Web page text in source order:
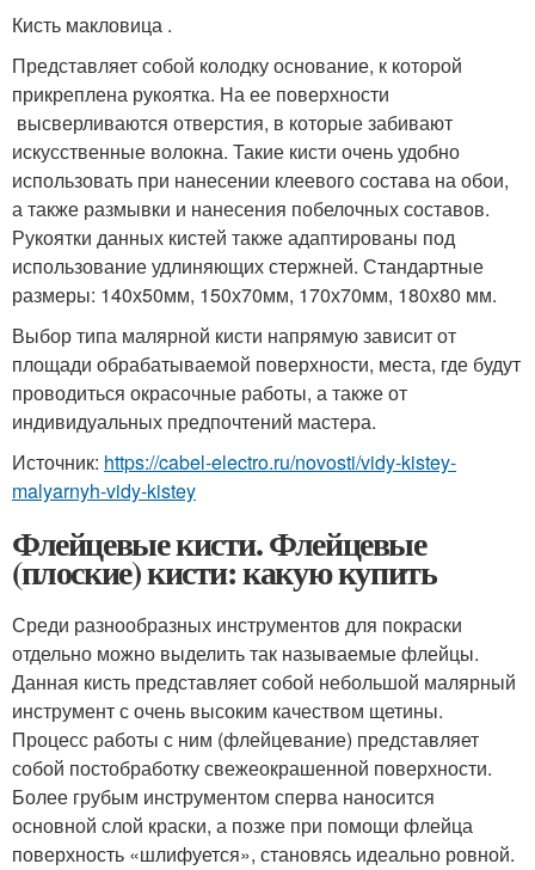
Кисть макловица .
Представляет собой колодку основание, к которой
прикреплена рукоятка. На ее поверхности
высверливаются отверстия, в которые забивают
искусственные волокна. Такие кисти очень удобно
использовать при нанесении клеевого состава на обои,
а также размывки и нанесения побелочных составов.
Рукоятки данных кистей также адаптированы под
использование удлиняющих стержней. Стандартные
размеры: 140х50мм, 150х70мм, 170х70мм, 180х80 мм.
Выбор типа малярной кисти напрямую зависит от
площади обрабатываемой поверхности, места, где будут
проводиться окрасочные работы, а также от
индивидуальных предпочтений мастера.
Источник: https://cabel-electro.ru/novosti/vidy-kistey-
malyarnyh-vidy-kistey
Флейцевые кисти. Флейцевые
(плоские) кисти: какую купить
Среди разнообразных инструментов для покраски
отдельно можно выделить так называемые флейцы.
Данная кисть представляет собой небольшой малярный
инструмент с очень высоким качеством щетины.
Процесс работы с ним (флейцевание) представляет
собой постобработку свежеокрашенной поверхности.
Более грубым инструментом сперва наносится
основной слой краски, а позже при помощи флейца
поверхность «шлифуется», становясь идеально ровной.